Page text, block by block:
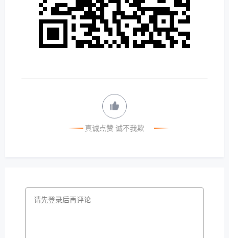
真诚点赞 诚不我欺